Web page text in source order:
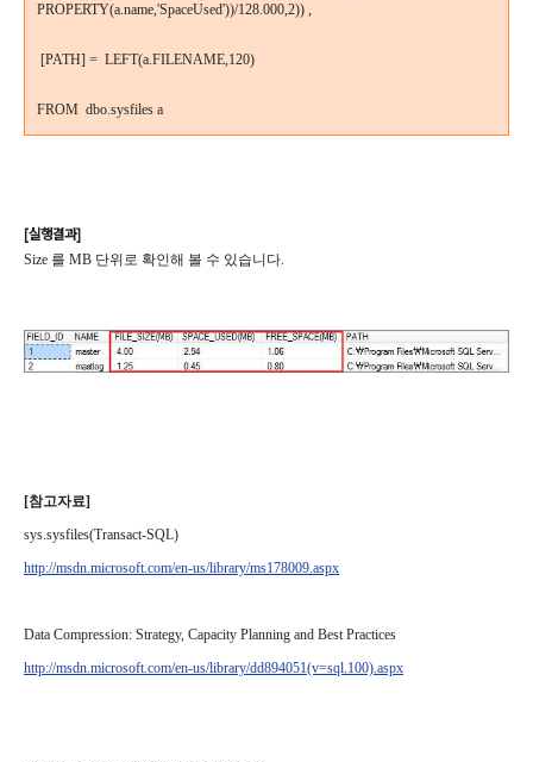
PROPERTY(a.name,'SpaceUsed'))/128.000,2)) ,
[PATH] = LEFT(a.FILENAME,120)
FROM dbo.sysfiles a
[실행결과]
Size 를 MB 단위로 확인해 볼 수 있습니다.
[참고자료]
sys.sysfiles(Transact-SQL)
http://msdn.microsoft.com/en-us/library/ms178009.aspx
Data Compression: Strategy, Capacity Planning and Best Practices
http://msdn.microsoft.com/en-us/library/dd894051(v=sql.100).aspx